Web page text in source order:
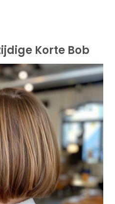
Korte Bob